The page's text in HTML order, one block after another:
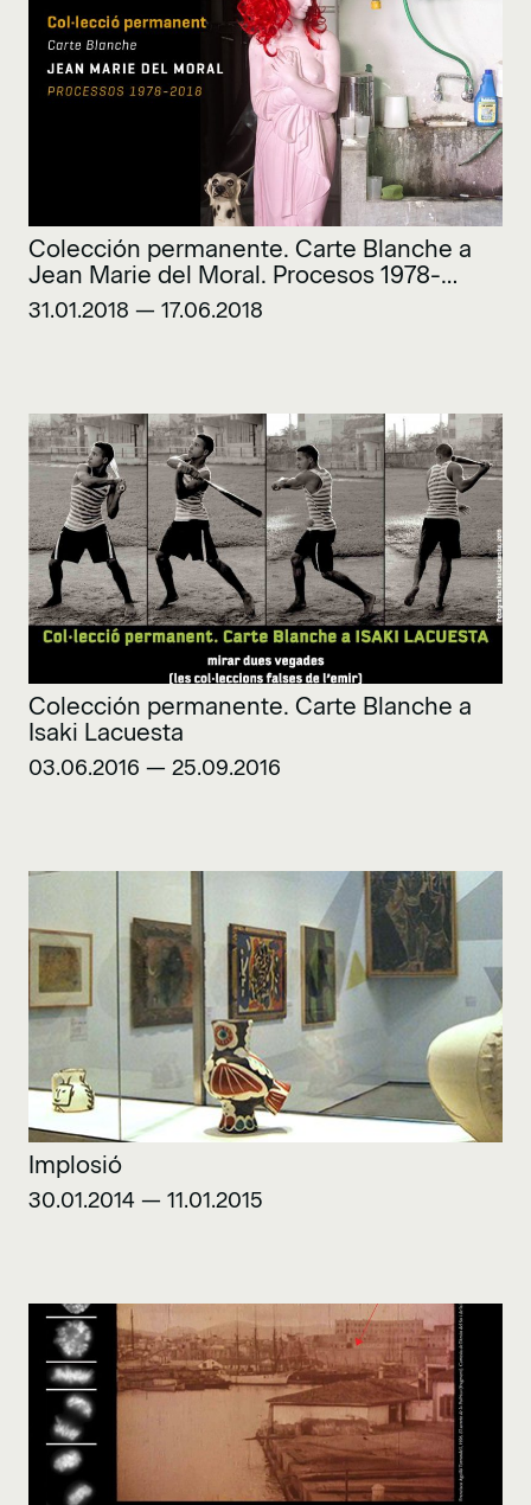
Colección permanente. Carte Blanche a
Jean Marie del Moral. Procesos 1978-
2018
31.01.2018 — 17.06.2018
Colección permanente. Carte Blanche a
Isaki Lacuesta
03.06.2016 — 25.09.2016
Implosió
30.01.2014 — 11.01.2015